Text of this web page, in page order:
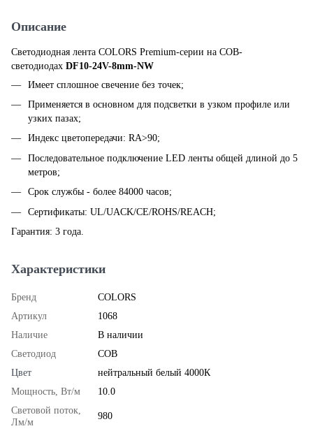
Описание
Светодиодная лента COLORS Premium-серии на COB-
светодиодах DF10-24V-8mm-NW
Имеет сплошное свечение без точек;
Применяется в основном для подсветки в узком профиле или
узких пазах;
Индекс цветопередачи: RA>90;
Последовательное подключение LED ленты общей длиной до 5
метров;
Срок службы - более 84000 часов;
Сертификаты: UL/UACK/CE/ROHS/REACH;
Гарантия: 3 года.
Характеристики
Бренд
COLORS
Артикул
1068
Наличие
В наличии
Светодиод
COB
Цвет
нейтральный белый 4000К
Мощность, Вт/м
10.0
Световой поток,
Лм/м
980